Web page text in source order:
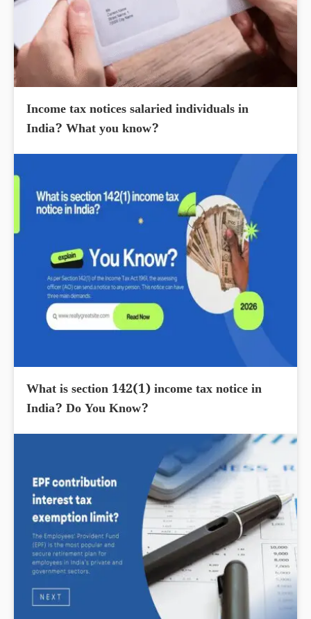
Income tax notices salaried individuals in
India? What you know?
What is section 142(1) income tax notice in
India? Do You Know?